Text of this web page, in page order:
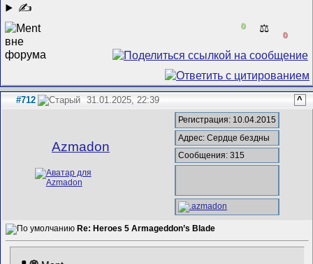
✍
0 ⚖️
0
#712 31.01.2025, 22:39 ^
Azmadon
Регистрация: 10.04.2015
Адрес: Сердце бездны
Сообщения: 315
Re: Heroes 5 Armageddon’s Blade